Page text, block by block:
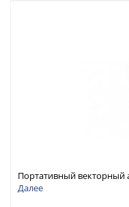
Портативный векторный
ZNH с диапазоном частот
Далее